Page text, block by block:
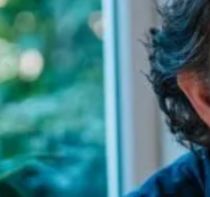
Wie komt
Voordelen
De